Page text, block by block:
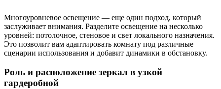
Многоуровневое освещение — еще один подход, который
заслуживает внимания. Разделите освещение на несколько
уровней: потолочное, стеновое и свет локального назначения.
Это позволит вам адаптировать комнату под различные
сценарии использования и добавит динамики в обстановку.
Роль и расположение зеркал в узкой
гардеробной